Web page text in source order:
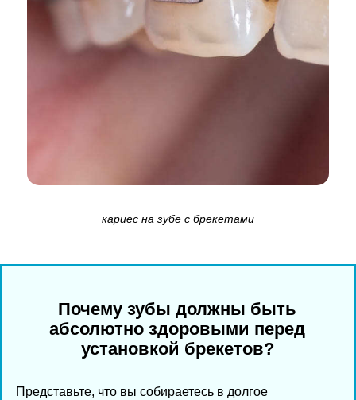
кариес на зубе с брекетами
Почему зубы должны быть
абсолютно здоровыми перед
установкой брекетов?
Представьте, что вы собираетесь в долгое